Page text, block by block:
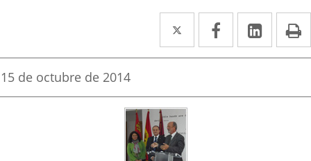
Twitter
Enlace
a
aplicación
externa.
Facebook
Enlace
a
aplicación
Enlace
a
Fecha
la
15 de octubre de 2014